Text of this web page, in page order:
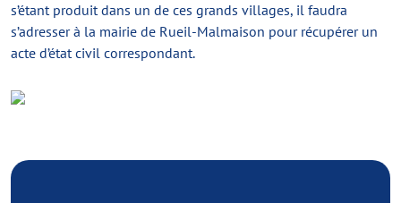
s’étant produit dans un de ces grands villages, il faudra
s’adresser à la mairie de Rueil-Malmaison pour récupérer un
acte d’état civil correspondant.